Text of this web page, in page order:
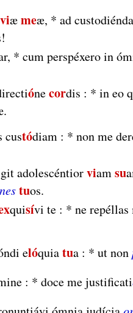
viæmeæ, * ad
* cum perspéxero in
ónecordis : * in eo
custódiam : * non me
adolescéntiorviamsu
tuos.
quisívi te : * ne repéllas
elóquiatua : * ut non
: * doce me justificati